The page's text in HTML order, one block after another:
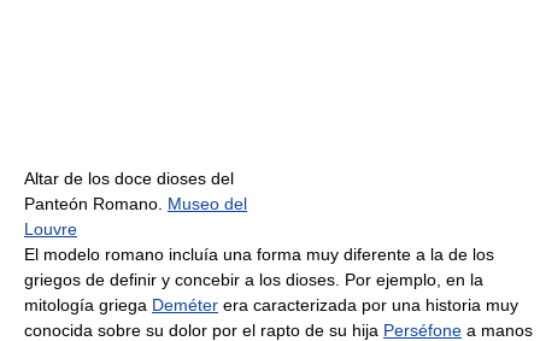
Altar de los doce dioses del
Panteón Romano. Museo del
Louvre
El modelo romano incluía una forma muy diferente a la de los
griegos de definir y concebir a los dioses. Por ejemplo, en la
mitología griega Deméter era caracterizada por una historia muy
conocida sobre su dolor por el rapto de su hija Perséfone a manos